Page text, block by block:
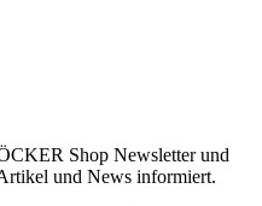
Shop Newsletter und
und News informiert.